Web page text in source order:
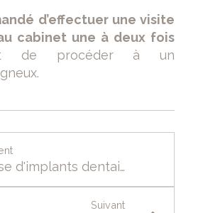
d’effectuer une visite
cabinet une à deux fois
procéder à un
La pose d'implants dentaires
Suivant